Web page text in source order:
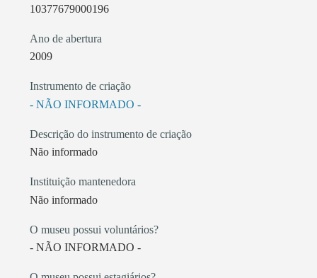
10377679000196
Ano de abertura
2009
Instrumento de criação
- NÃO INFORMADO -
Descrição do instrumento de criação
Não informado
Instituição mantenedora
Não informado
O museu possui voluntários?
- NÃO INFORMADO -